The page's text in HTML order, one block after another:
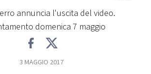
annuncia l'uscita del video.
domenica 7 maggio
3 MAGGIO 2017